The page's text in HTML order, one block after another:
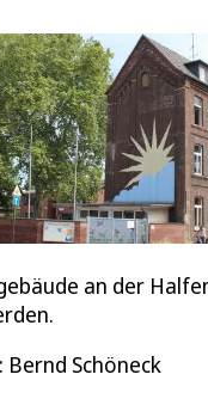
an der
Bernd Schöneck